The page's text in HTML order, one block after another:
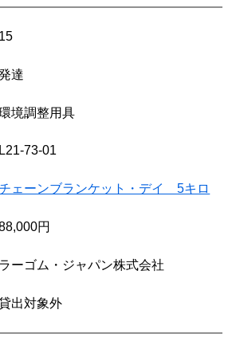
15
達
境調整用具
L21-73-01
ェーンブランケット・デイ 5キロ
円
ラーゴム・ジャパン株式会社
出対象外